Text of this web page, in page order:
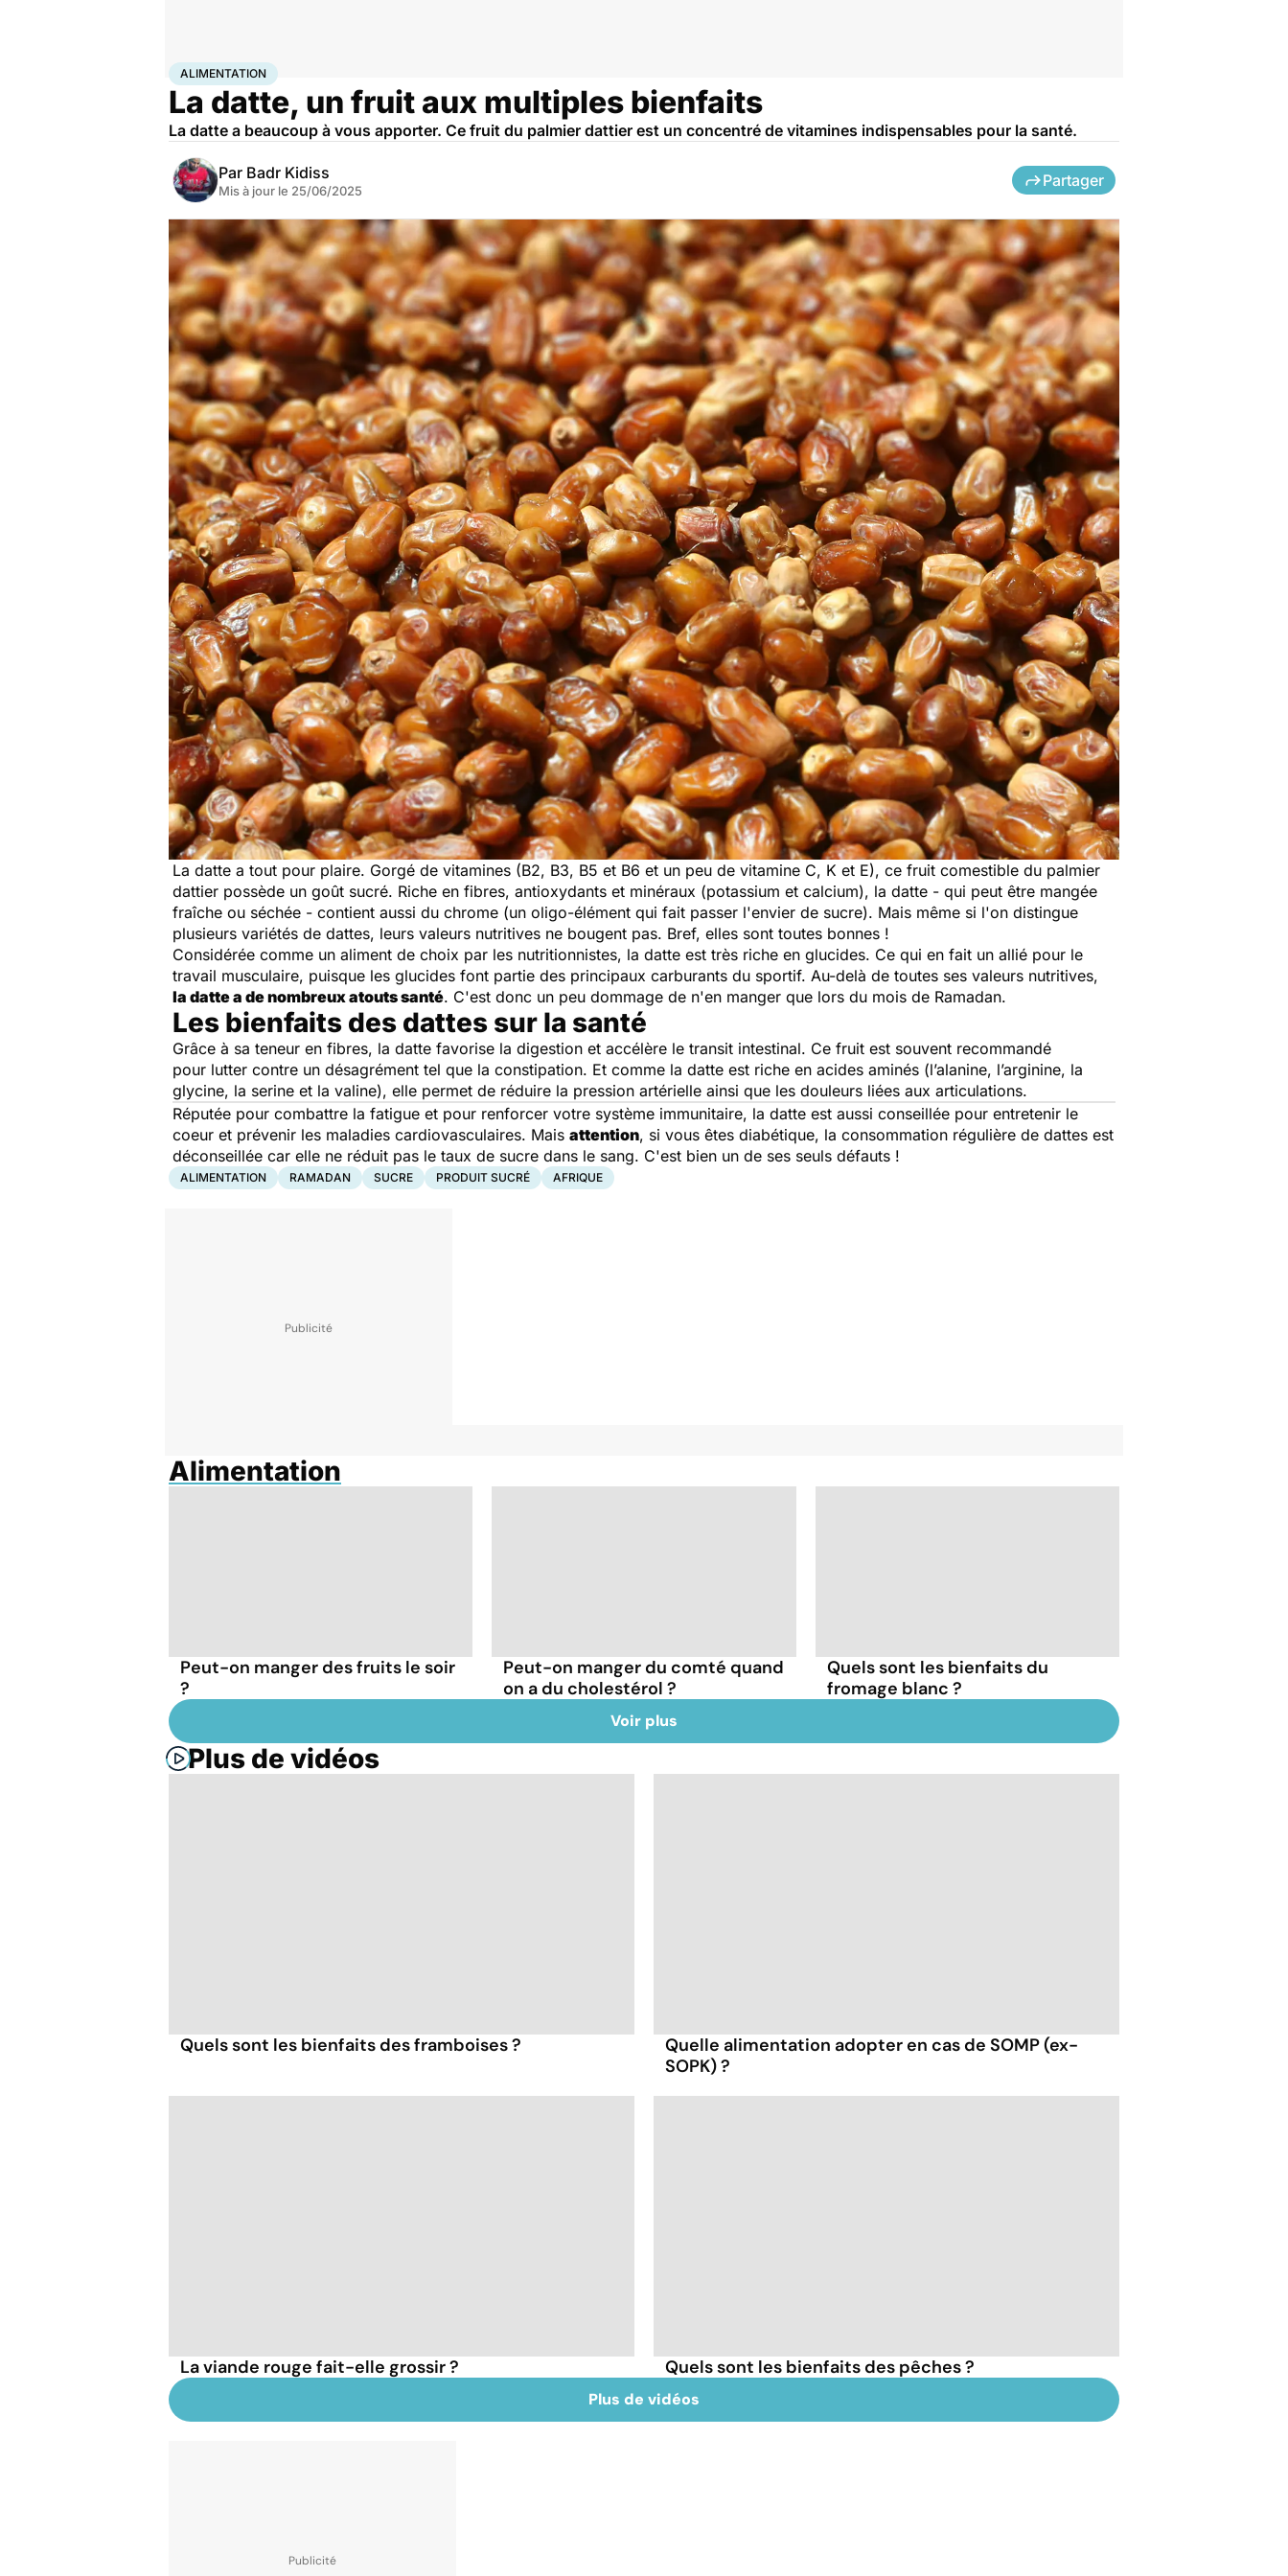
AccueilBien-êtreNutrition
ALIMENTATION
La datte, un fruit aux multiples bienfaits
La datte a beaucoup à vous apporter. Ce fruit du palmier dattier est un concentré de vitamines indispensables pour la santé.
Par Badr Kidiss
Mis à jour le 25/06/2025
Partager
La datte a tout pour plaire. Gorgé de vitamines (B2, B3, B5 et B6 et un peu de vitamine C, K et E), ce fruit comestible du palmier
dattier possède un goût sucré. Riche en fibres, antioxydants et minéraux (potassium et calcium), la datte - qui peut être mangée
fraîche ou séchée - contient aussi du chrome (un oligo-élément qui fait passer l'envier de sucre). Mais même si l'on distingue
plusieurs variétés de dattes, leurs valeurs nutritives ne bougent pas. Bref, elles sont toutes bonnes !
Considérée comme un aliment de choix par les nutritionnistes, la datte est très riche en glucides. Ce qui en fait un allié pour le
travail musculaire, puisque les glucides font partie des principaux carburants du sportif. Au-delà de toutes ses valeurs nutritives,
la datte a de nombreux atouts santé. C'est donc un peu dommage de n'en manger que lors du mois de Ramadan.
Les bienfaits des dattes sur la santé
Grâce à sa teneur en fibres, la datte favorise la digestion et accélère le transit intestinal. Ce fruit est souvent recommandé
pour lutter contre un désagrément tel que la constipation. Et comme la datte est riche en acides aminés (l’alanine, l’arginine, la
glycine, la serine et la valine), elle permet de réduire la pression artérielle ainsi que les douleurs liées aux articulations.
Réputée pour combattre la fatigue et pour renforcer votre système immunitaire, la datte est aussi conseillée pour entretenir le
coeur et prévenir les maladies cardiovasculaires. Mais attention, si vous êtes diabétique, la consommation régulière de dattes est
déconseillée car elle ne réduit pas le taux de sucre dans le sang. C'est bien un de ses seuls défauts !
ALIMENTATION RAMADAN SUCRE PRODUIT SUCRÉ AFRIQUE
Alimentation
Peut-on manger des fruits le soir
?
Peut-on manger du comté quand
on a du cholestérol ?
Quels sont les bienfaits du
fromage blanc ?
Voir plus
Plus de vidéos
Quels sont les bienfaits des framboises ?
Quelle alimentation adopter en cas de SOMP (ex-
SOPK) ?
La viande rouge fait-elle grossir ? Quels sont les bienfaits des pêches ?
Plus de vidéos